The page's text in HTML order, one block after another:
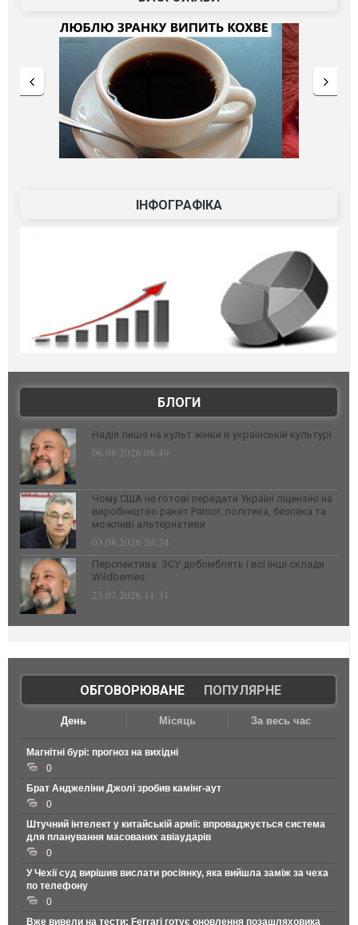
ІНФОГРАФІКА
БЛОГИ
Надія лише на культ жінки в українській культурі
06.08.2026 08:49
Чому США не готові передати Україні ліцензію на
виробництво ракет Patriot: політика, безпека та
можливі альтернативи
03.08.2026 20:24
Перспектива: ЗСУ добомблять і всі інші склади
Wildberries
23.07.2026 11:31
ОБГОВОРЮВАНЕ| ПОПУЛЯРНЕ
День Місяць За весь час
Магнітні бурі: прогноз на вихідні
0
Брат Анджеліни Джолі зробив камінг-аут
0
Штучний інтелект у китайській армії: впроваджується система
для планування масованих авіаударів
0
У Чехії суд вирішив вислати росіянку, яка вийшла заміж за чеха
по телефону
0
Вже вивели на тести: Ferrari готує оновлення позашляховика